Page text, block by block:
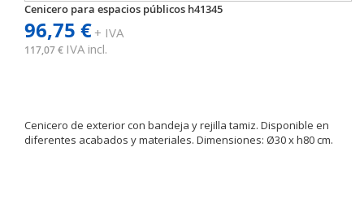
Cenicero para espacios públicos h41345
96,75 €+ IVA
117,07 € IVA incl.
Cenicero de exterior con bandeja y rejilla tamiz. Disponible en
diferentes acabados y materiales. Dimensiones: Ø30 x h80 cm.